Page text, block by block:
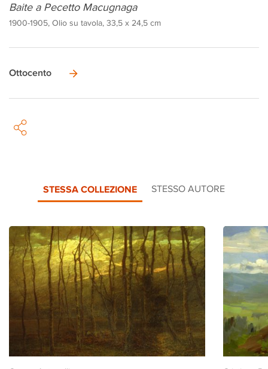
Baite a Pecetto Macugnaga
1900-1905, Olio su tavola, 33,5 x 24,5 cm
Ottocento
STESSA COLLEZIONE STESSO AUTORE